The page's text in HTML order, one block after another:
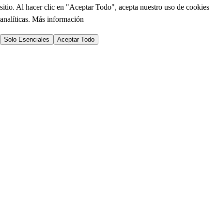
sitio. Al hacer clic en "Aceptar Todo", acepta nuestro uso de cookies
analíticas. Más información
Solo Esenciales Aceptar Todo